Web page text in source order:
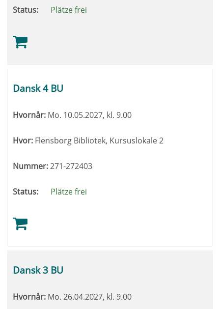
Status: Plätze frei
Dansk 4 BU
Hvornår: Mo. 10.05.2027, kl. 9.00
Hvor: Flensborg Bibliotek, Kursuslokale 2
Nummer:271-272403
Status: Plätze frei
Dansk 3 BU
Hvornår: Mo. 26.04.2027, kl. 9.00